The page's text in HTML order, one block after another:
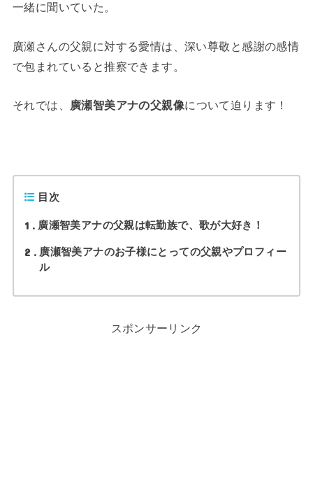
一緒に聞いていた。
廣瀬さんの父親に対する愛情は、深い尊敬と感謝の感情
で包まれていると推察できます。
それでは、 廣瀬智美アナの父親像について迫ります！
目次
1 廣瀬智美アナの父親は転勤族で、歌が大好き！
2
廣瀬智美アナのお子様にとっての父親やプロフィー
ル
スポンサーリンク